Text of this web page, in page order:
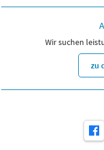
Wir suchen
zu